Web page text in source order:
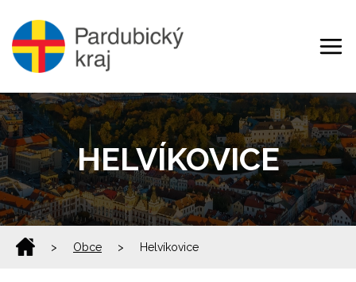
HELVÍKOVICE
> Obce > Helvíkovice